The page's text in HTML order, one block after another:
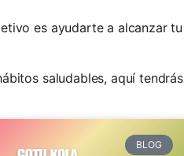
es ayudarte a alcanzar tu
saludables, aquí tendrás
BLOG